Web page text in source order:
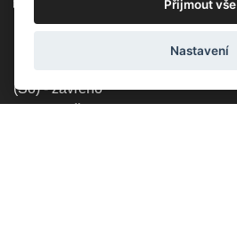
(So) - zavřeno
Přijmout vše
Nastavení